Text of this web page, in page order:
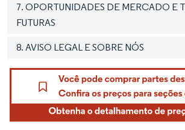
7. OPORTUNIDADES DE MERCADO E
FUTURAS
8. AVISO LEGAL E SOBRE NÓS